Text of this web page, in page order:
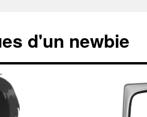
d'un newbie